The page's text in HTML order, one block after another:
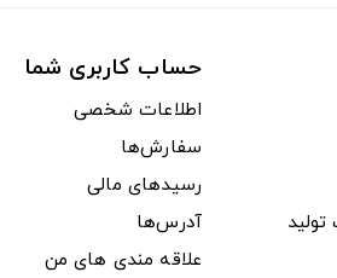
حساب کاربری شما
اطلاعات شخصی
سفارش‌ها
رسیدهای مالی
آدرس‌ها
علاقه مندی های من